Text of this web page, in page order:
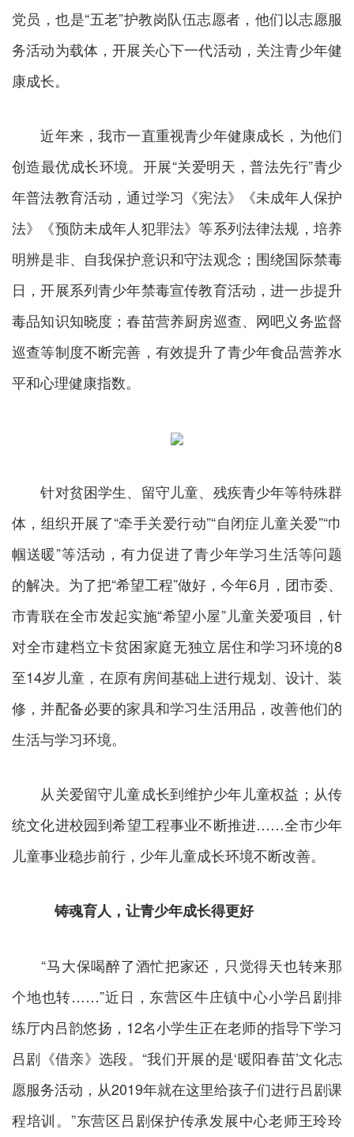
党员，也是“五老”护教岗队伍志愿者，他们以志愿服
务活动为载体，开展关心下一代活动，关注青少年健
康成长。
近年来，我市一直重视青少年健康成长，为他们
创造最优成长环境。开展“关爱明天，普法先行”青少
年普法教育活动，通过学习《宪法》《未成年人保护
法》《预防未成年人犯罪法》等系列法律法规，培养
明辨是非、自我保护意识和守法观念；围绕国际禁毒
日，开展系列青少年禁毒宣传教育活动，进一步提升
毒品知识知晓度；春苗营养厨房巡查、网吧义务监督
巡查等制度不断完善，有效提升了青少年食品营养水
平和心理健康指数。
针对贫困学生、留守儿童、残疾青少年等特殊群
体，组织开展了“牵手关爱行动”“自闭症儿童关爱”“巾
帼送暖”等活动，有力促进了青少年学习生活等问题
的解决。为了把“希望工程”做好，今年6月，团市委、
市青联在全市发起实施“希望小屋”儿童关爱项目，针
对全市建档立卡贫困家庭无独立居住和学习环境的8
至14岁儿童，在原有房间基础上进行规划、设计、装
修，并配备必要的家具和学习生活用品，改善他们的
生活与学习环境。
从关爱留守儿童成长到维护少年儿童权益；从传
统文化进校园到希望工程事业不断推进……全市少年
儿童事业稳步前行，少年儿童成长环境不断改善。
铸魂育人，让青少年成长得更好
“马大保喝醉了酒忙把家还，只觉得天也转来那
个地也转……”近日，东营区牛庄镇中心小学吕剧排
练厅内吕韵悠扬，12名小学生正在老师的指导下学习
吕剧《借亲》选段。“我们开展的是‘暖阳春苗’文化志
愿服务活动，从2019年就在这里给孩子们进行吕剧课
程培训。”东营区吕剧保护传承发展中心老师王玲玲